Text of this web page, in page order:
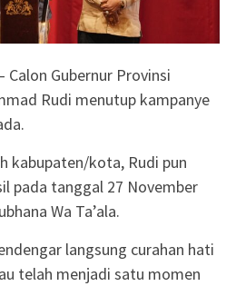
Calon Gubernur Provinsi
Rudi menutup kampanye
kabupaten/kota, Rudi pun
pada tanggal 27 November
Wa Ta’ala.
langsung curahan hati
telah menjadi satu momen